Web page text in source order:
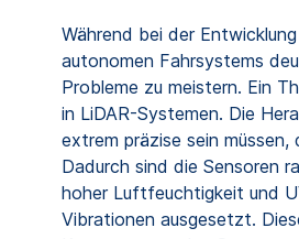
Während bei der
autonomen Fahrsystems
Probleme zu meistern. Ein
in LiDAR-Systemen. Die
extrem präzise sein
Dadurch sind die Sensoren
hoher Luftfeuchtigkeit und
Vibrationen ausgesetzt.